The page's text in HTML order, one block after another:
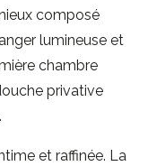
composé
lumineuse et
chambre
privative
et raffinée. La